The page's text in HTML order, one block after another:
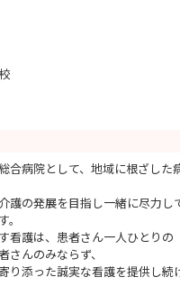
合病院として、地域に根ざした
護の発展を目指し一緒に尽力し
看護は、患者さん一人ひとりの
さんのみならず、
り添った誠実な看護を提供し続